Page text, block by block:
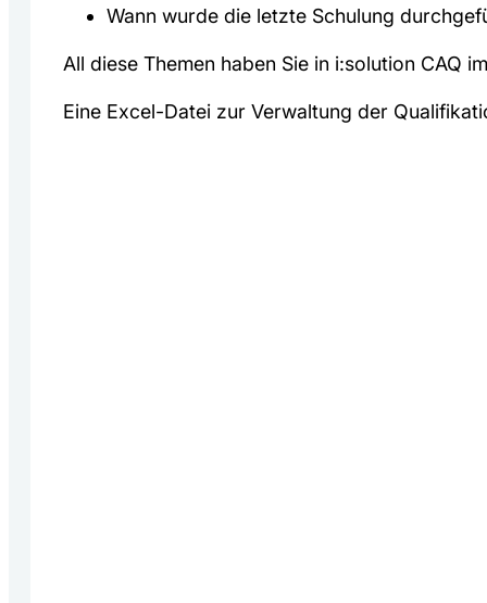
Wann wurde die letzte Schulung
All diese Themen haben Sie in i:solution CAQ
Eine Excel-Datei zur Verwaltung der